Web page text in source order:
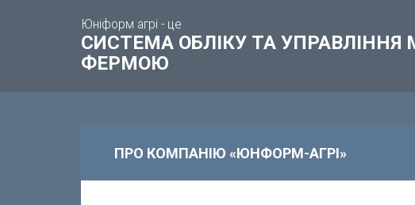
Юніформ агрі - це
СИСТЕМА ОБЛІКУ ТА
ФЕРМОЮ
ПРО КОМПАНІЮ «ЮНФОРМ-АГРІ»